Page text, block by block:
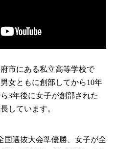
市にある私立高等学校で
女ともに創部してから10年
3年後に女子が創部された
しています。
国選抜大会準優勝、女子が全